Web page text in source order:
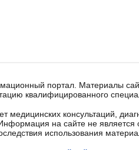
портал. Материалы
квалифицированного
медицинских консультаций,
на сайте не
использования